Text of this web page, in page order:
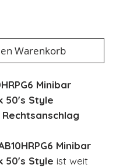
Warenkorb
Minibar
50's Style
Minibar
50's Style ist weit